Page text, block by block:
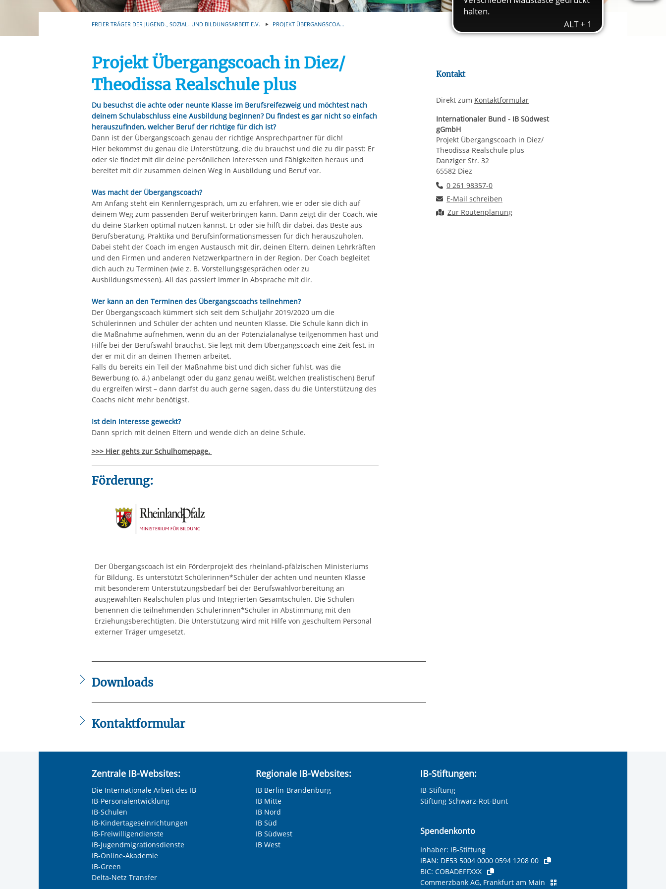
Ihre etwaige Einwilligung erstreckt sich nicht auf notwendige Cookies, die erforderlich zur Bereitstellung
der von Ihnen aufgerufenen und somit gewünschten Website-Funktionen sind. Diese Cookies setzen wir
aufgrund berechtigter Interessen und daher unabhängig von einer Einwilligung.
Automatische Wiedergabe starten/stoppen
FREIER TRÄGER DER JUGEND-, SOZIAL- UND BILDUNGSARBEIT E.V. PROJEKT ÜBERGANGSCOA...
Projekt Übergangscoach in Diez/
Theodissa Realschule plus
Du besuchst die achte oder neunte Klasse im Berufsreifezweig und möchtest nach
deinem Schulabschluss eine Ausbildung beginnen? Du findest es gar nicht so einfach
herauszufinden, welcher Beruf der richtige für dich ist?
Dann ist der Übergangscoach genau der richtige Ansprechpartner für dich!
Hier bekommst du genau die Unterstützung, die du brauchst und die zu dir passt: Er
oder sie findet mit dir deine persönlichen Interessen und Fähigkeiten heraus und
bereitet mit dir zusammen deinen Weg in Ausbildung und Beruf vor.
Was macht der Übergangscoach?
Am Anfang steht ein Kennlerngespräch, um zu erfahren, wie er oder sie dich auf
deinem Weg zum passenden Beruf weiterbringen kann. Dann zeigt dir der Coach, wie
du deine Stärken optimal nutzen kannst. Er oder sie hilft dir dabei, das Beste aus
Berufsberatung, Praktika und Berufsinformationsmessen für dich herauszuholen.
Dabei steht der Coach im engen Austausch mit dir, deinen Eltern, deinen Lehrkräften
und den Firmen und anderen Netzwerkpartnern in der Region. Der Coach begleitet
dich auch zu Terminen (wie z. B. Vorstellungsgesprächen oder zu
Ausbildungsmessen). All das passiert immer in Absprache mit dir.
Wer kann an den Terminen des Übergangscoachs teilnehmen?
Der Übergangscoach kümmert sich seit dem Schuljahr 2019/2020 um die
Schülerinnen und Schüler der achten und neunten Klasse. Die Schule kann dich in
die Maßnahme aufnehmen, wenn du an der Potenzialanalyse teilgenommen hast und
Hilfe bei der Berufswahl brauchst. Sie legt mit dem Übergangscoach eine Zeit fest, in
der er mit dir an deinen Themen arbeitet.
Falls du bereits ein Teil der Maßnahme bist und dich sicher fühlst, was die
Bewerbung (o. ä.) anbelangt oder du ganz genau weißt, welchen (realistischen) Beruf
du ergreifen wirst – dann darfst du auch gerne sagen, dass du die Unterstützung des
Coachs nicht mehr benötigst.
Ist dein Interesse geweckt?
Dann sprich mit deinen Eltern und wende dich an deine Schule.
>>> Hier gehts zur Schulhomepage.
Förderung:
Der Übergangscoach ist ein Förderprojekt des rheinland-pfälzischen Ministeriums
für Bildung. Es unterstützt Schülerinnen*Schüler der achten und neunten Klasse
mit besonderem Unterstützungsbedarf bei der Berufswahlvorbereitung an
ausgewählten Realschulen plus und Integrierten Gesamtschulen. Die Schulen
benennen die teilnehmenden Schülerinnen*Schüler in Abstimmung mit den
Erziehungsberechtigten. Die Unterstützung wird mit Hilfe von geschultem Personal
externer Träger umgesetzt.
Downloads
Kontaktformular
Keine Angabe
Frau
Herr
Neutrale Anrede
Unternehmen
Nachname, Vorname
Kontakt
Direkt zum Kontaktformular
Internationaler Bund - IB Südwest
gGmbH
Projekt Übergangscoach in Diez/
Theodissa Realschule plus
Danziger Str. 32
65582 Diez
Telefonnummer
0 261 98357-0
E-Mail an Projekt Übergangscoach in Diez/ Theodissa Realschule
E-Mail schreiben
Route planen
Zur Routenplanung
Zentrale IB-Websites:
Die Internationale Arbeit des IB
IB-Personalentwicklung
IB-Schulen
IB-Kindertageseinrichtungen
IB-Freiwilligendienste
IB-Jugendmigrationsdienste
IB-Online-Akademie
IB-Green
Delta-Netz Transfer
Regionale IB-Websites:
IB Berlin-Brandenburg
IB Mitte
IB Nord
IB Süd
IB Südwest
IB West
IB-Stiftungen:
IB-Stiftung
Stiftung Schwarz-Rot-Bunt
Spendenkonto
Inhaber: IB-Stiftung
IBAN: DE53 5004 0000 0594 1208 00
BIC: COBADEFFXXX
Commerzbank AG, Frankfurt am Main